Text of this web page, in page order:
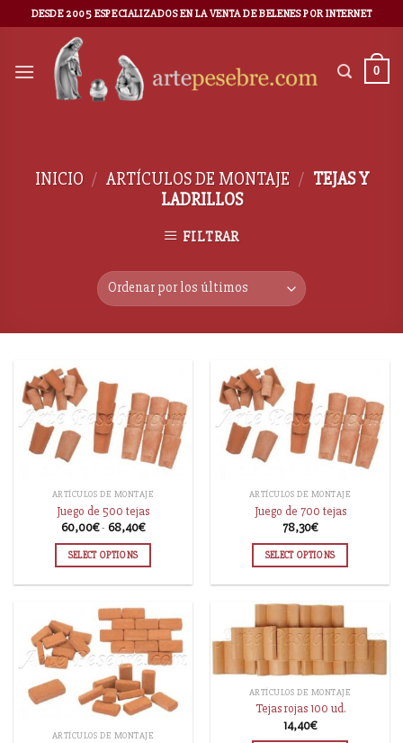
DESDE 2005 ESPECIALIZADOS EN LA VENTA DE BELENES POR INTERNET
0
INICIO / ARTÍCULOS DE MONTAJE / TEJAS Y
LADRILLOS
FILTRAR
ARTÍCULOS DE MONTAJE
Juego de 500 tejas
60,00€- 68,40€
SELECT OPTIONS
ARTÍCULOS DE MONTAJE
Juego de 700 tejas
78,30€
SELECT OPTIONS
ARTÍCULOS DE MONTAJE
ARTÍCULOS DE MONTAJE
Tejas rojas 100 ud.
14,40€